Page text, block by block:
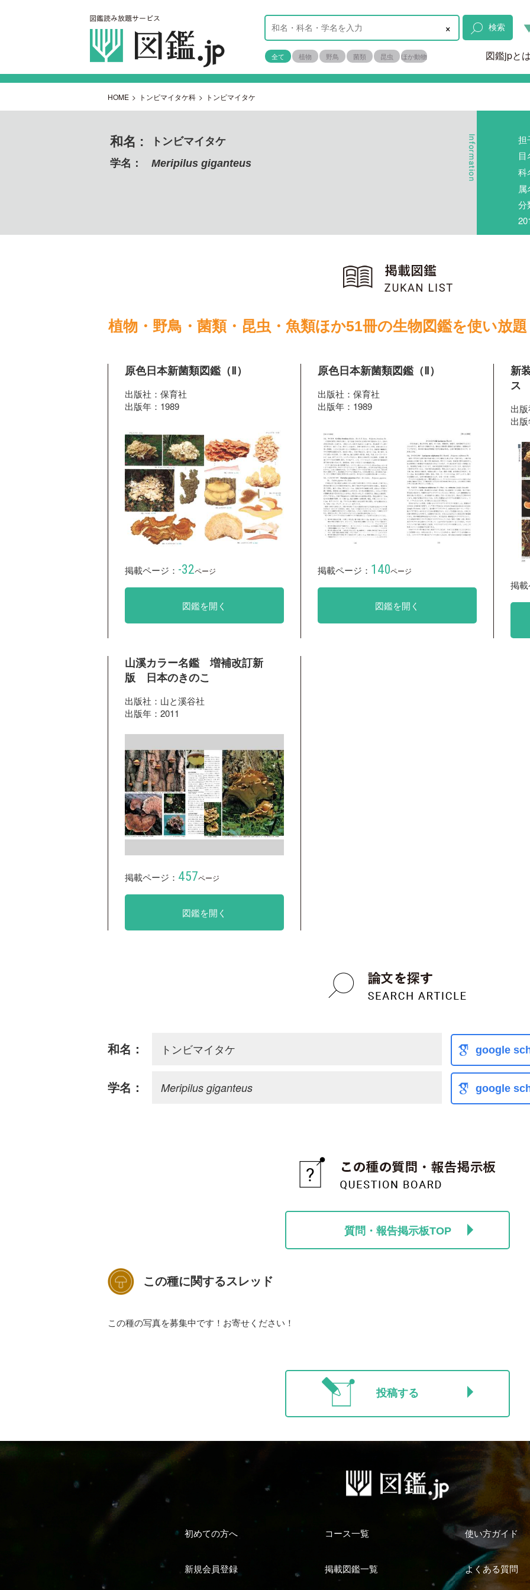
× 検索
全て 植物 野鳥 菌類 昆虫 ほか動物 図鑑jpと
HOME > トンビマイタケ科 > トンビマイタケ
和名 :
トンビマイタケ
学名：
Meripilus giganteus
担
科
分
植物・野鳥・菌類・昆虫・魚類ほか51冊の生物図鑑を使い放題
原色日本新菌類図鑑（Ⅱ）
出版社：保育社
出版年：1989
掲載ページ： -32ページ
図鑑を開く
原色日本新菌類図鑑（Ⅱ）
出版社：保育社
出版年：1989
掲載ページ： 140ページ
図鑑を開く
新
ス
出
出
掲
山溪カラー名鑑 増補改訂新
版 日本のきのこ
出版社：山と溪谷社
出版年：2011
掲載ページ： 457ページ
図鑑を開く
和名： トンビマイタケ google
学名： Meripilus giganteus google
質問・報告掲示板TOP
この種に関するスレッド
この種の写真を募集中です！お寄せください！
投稿する
初めての方へ コース一覧 使い方ガイド
新規会員登録 掲載図鑑一覧 よくある質問